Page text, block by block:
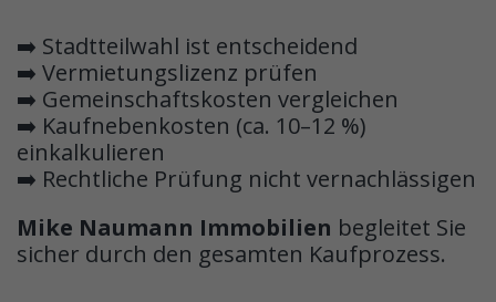
➡️ Stadtteilwahl ist entscheidend
➡️ Vermietungslizenz prüfen
➡️ Gemeinschaftskosten vergleichen
➡️ Kaufnebenkosten (ca. 10–12 %)
einkalkulieren
➡️ Rechtliche Prüfung nicht vernachlässigen
Mike Naumann Immobilien begleitet Sie
sicher durch den gesamten Kaufprozess.